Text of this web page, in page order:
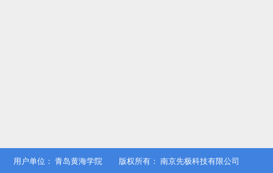
用户单位： 青岛黄海学院 版权所有： 南京先极科技有限公司